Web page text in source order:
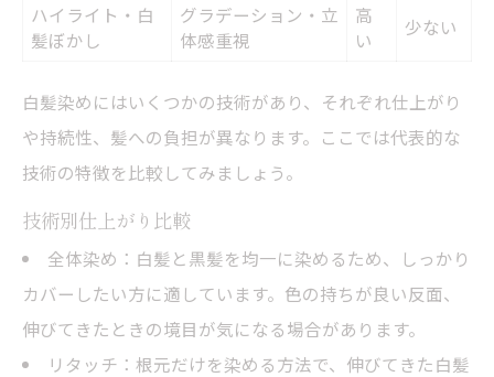
ハイライト・白
髪ぼかし
グラデーション・立
体感重視
高
い
少ない
白髪染めにはいくつかの技術があり、それぞれ仕上がり
や持続性、髪への負担が異なります。ここでは代表的な
技術の特徴を比較してみましょう。
技術別仕上がり比較
全体染め：白髪と黒髪を均一に染めるため、しっかり
カバーしたい方に適しています。色の持ちが良い反面、
伸びてきたときの境目が気になる場合があります。
リタッチ：根元だけを染める方法で、伸びてきた白髪